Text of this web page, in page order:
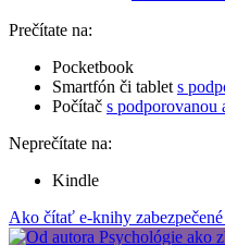
Prečítate na:
Pocketbook
Smartfón či tablet s
Počítač s podporovanou
Neprečítate na:
Kindle
Ako čítať e-knihy